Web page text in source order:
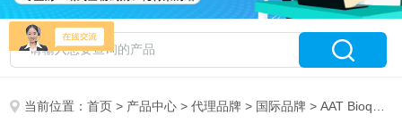
当前位置：首页 > 产品中心 >代理品牌 > 国际品牌 > AAT Bioquest Inc. 特约代理